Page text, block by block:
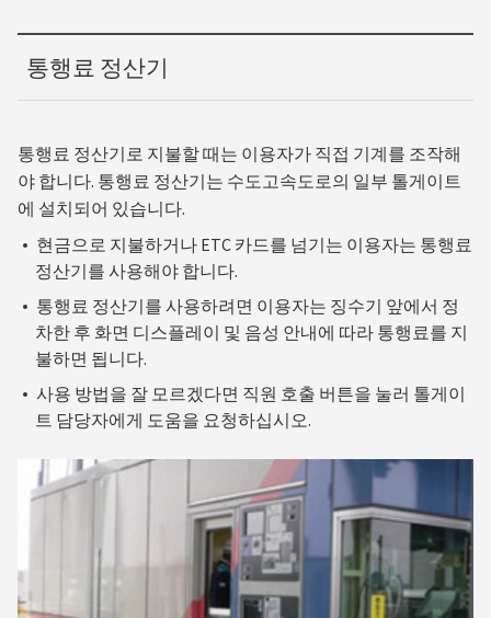
통행료 정산기
통행료 정산기로 지불할 때는 이용자가 직접 기계를 조작해
야 합니다. 통행료 정산기는 수도고속도로의 일부 톨게이트
에 설치되어 있습니다.
현금으로 지불하거나 ETC 카드를 넘기는 이용자는 통행료
정산기를 사용해야 합니다.
통행료 정산기를 사용하려면 이용자는 징수기 앞에서 정
차한 후 화면 디스플레이 및 음성 안내에 따라 통행료를 지
불하면 됩니다.
사용 방법을 잘 모르겠다면 직원 호출 버튼을 눌러 톨게이
트 담당자에게 도움을 요청하십시오.